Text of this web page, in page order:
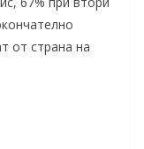
от страна на